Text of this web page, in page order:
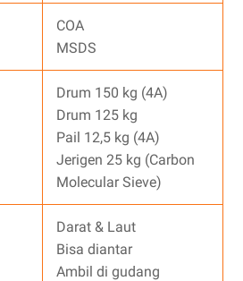
COA
MSDS
Drum 150 kg (4A)
Drum 125 kg
Pail 12,5 kg (4A)
Jerigen 25 kg (Carbon
Molecular Sieve)
Darat & Laut
Bisa diantar
Ambil di gudang